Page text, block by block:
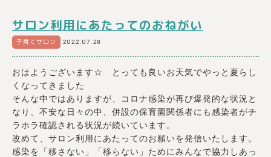
サロン利用にあたってのおねがい
子育てサロン 2022.07.28
おはようございます☆ とっても良いお天気でやっと夏らし
くなってきました
そんな中ではありますが、コロナ感染が再び爆発的な状況と
なり、不安な日々の中、併設の保育園関係者にも感染者がチ
ラホラ確認される状況が続いています。
改めて、サロン利用にあたってのお願いを発信いたします。
感染を「移さない」「移らない」ためにみんなで協力しあっ